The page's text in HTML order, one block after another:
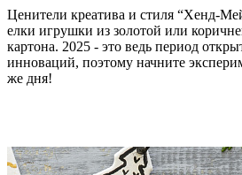
Ценители креатива и стиля “Хенд-
елки игрушки из золотой или
картона. 2025 - это ведь период
инноваций, поэтому начните
же дня!